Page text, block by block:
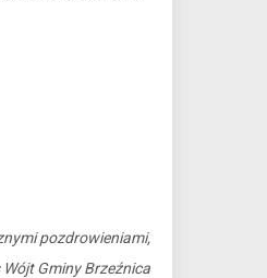
pozdrowieniami,
Gminy Brzeźnica